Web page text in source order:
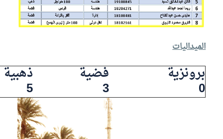
الميداليات
برونزية فضية ذهبية
0
3
5